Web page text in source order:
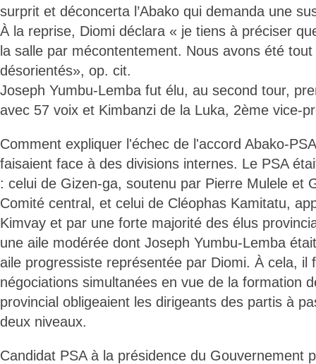
surprit et déconcerta l’Abako qui demanda une
À la reprise, Diomi déclara « je tiens à préciser
la salle par mécontentement. Nous avons été
désorientés», op. cit.
Joseph Yumbu-Lemba fut élu, au second tour,
avec 57 voix et Kimbanzi de la Luka, 2ème vice-
Comment expliquer l'échec de l'accord Abako-
faisaient face à des divisions internes. Le PSA
: celui de Gizen-ga, soutenu par Pierre Mulele et
Comité central, et celui de Cléophas Kamitatu,
Kimvay et par une forte majorité des élus
une aile modérée dont Joseph Yumbu-Lemba
aile progressiste représentée par Diomi. À cela, il
négociations simultanées en vue de la formation
provincial obligeaient les dirigeants des partis à
deux niveaux.
Candidat PSA à la présidence du Gouvernement